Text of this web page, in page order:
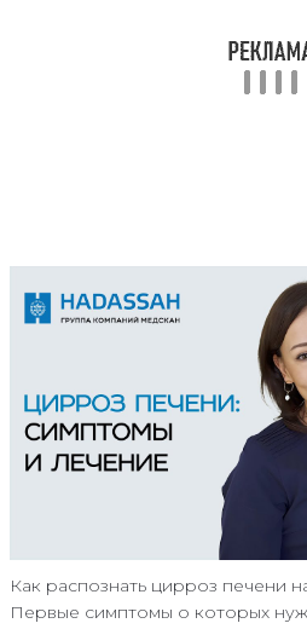
Как распознать цирроз печени
Первые симптомы о которых